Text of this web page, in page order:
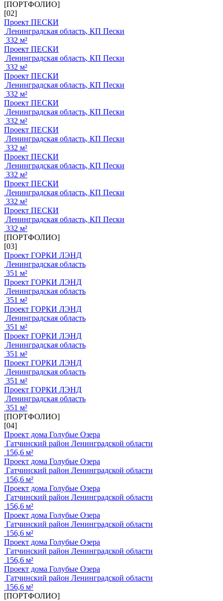
[ПОРТФОЛИО]
[02]
Проект ПЕСКИ
Ленинградская область, КП Пески
332 м²
Проект ПЕСКИ
Ленинградская область, КП Пески
332 м²
Проект ПЕСКИ
Ленинградская область, КП Пески
332 м²
Проект ПЕСКИ
Ленинградская область, КП Пески
332 м²
Проект ПЕСКИ
Ленинградская область, КП Пески
332 м²
Проект ПЕСКИ
Ленинградская область, КП Пески
332 м²
Проект ПЕСКИ
Ленинградская область, КП Пески
332 м²
Проект ПЕСКИ
Ленинградская область, КП Пески
332 м²
[ПОРТФОЛИО]
[03]
Проект ГОРКИ ЛЭНД
Ленинградская область
351 м²
Проект ГОРКИ ЛЭНД
Ленинградская область
351 м²
Проект ГОРКИ ЛЭНД
Ленинградская область
351 м²
Проект ГОРКИ ЛЭНД
Ленинградская область
351 м²
Проект ГОРКИ ЛЭНД
Ленинградская область
351 м²
Проект ГОРКИ ЛЭНД
Ленинградская область
351 м²
[ПОРТФОЛИО]
[04]
Проект дома Голубые Озера
Гатчинский район Ленинградской области
156,6 м²
Проект дома Голубые Озера
Гатчинский район Ленинградской области
156,6 м²
Проект дома Голубые Озера
Гатчинский район Ленинградской области
156,6 м²
Проект дома Голубые Озера
Гатчинский район Ленинградской области
156,6 м²
Проект дома Голубые Озера
Гатчинский район Ленинградской области
156,6 м²
Проект дома Голубые Озера
Гатчинский район Ленинградской области
156,6 м²
[ПОРТФОЛИО]